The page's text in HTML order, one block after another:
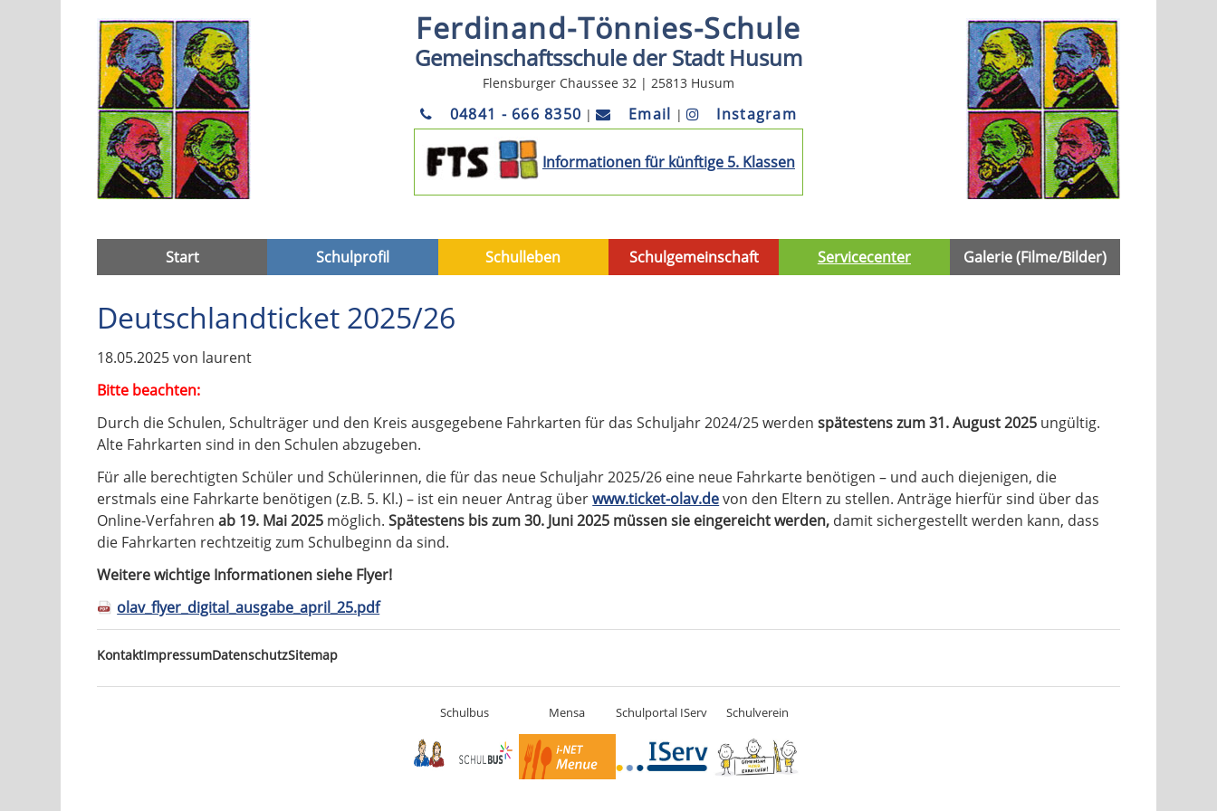
Ferdinand-Tönnies-Schule
Gemeinschaftsschule der Stadt Husum
Flensburger Chaussee 32 | 25813 Husum
04841 - 666 8350 | Email | Instagram
Informationen für künftige 5. Klassen
Navigation
überspringen
Start Schulprofil Schulleben Schulgemeinschaft Servicecenter Galerie (Filme/Bilder)
Deutschlandticket 2025/26
18.05.2025von laurent
Bitte beachten:
Durch die Schulen, Schulträger und den Kreis ausgegebene Fahrkarten für das Schuljahr 2024/25 werdenspätestens zum 31. August 2025 ungültig.
Alte Fahrkarten sind in den Schulen abzugeben.
Für alle berechtigten Schüler und Schülerinnen, die für das neue Schuljahr 2025/26 eine neue Fahrkarte benötigen – und auch diejenigen, die
erstmals eine Fahrkarte benötigen (z.B. 5. Kl.) – ist ein neuer Antrag überwww.ticket-olav.devon den Eltern zu stellen. Anträge hierfür sind über das
Online-Verfahren ab 19. Mai 2025 möglich.Spätestens bis zum 30. Juni 2025 müssen sie eingereicht werden, damit sichergestellt werden kann, dass
die Fahrkarten rechtzeitig zum Schulbeginn da sind.
Weitere wichtige Informationen siehe Flyer!
olav_flyer_digital_ausgabe_april_25.pdf
überspringen
KontaktImpressumDatenschutzSitemap
Schulbus Mensa Schulportal IServ Schulverein